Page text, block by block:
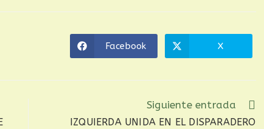
Facebook X
Siguiente entrada
IZQUIERDA UNIDA EN EL DISPARADERO